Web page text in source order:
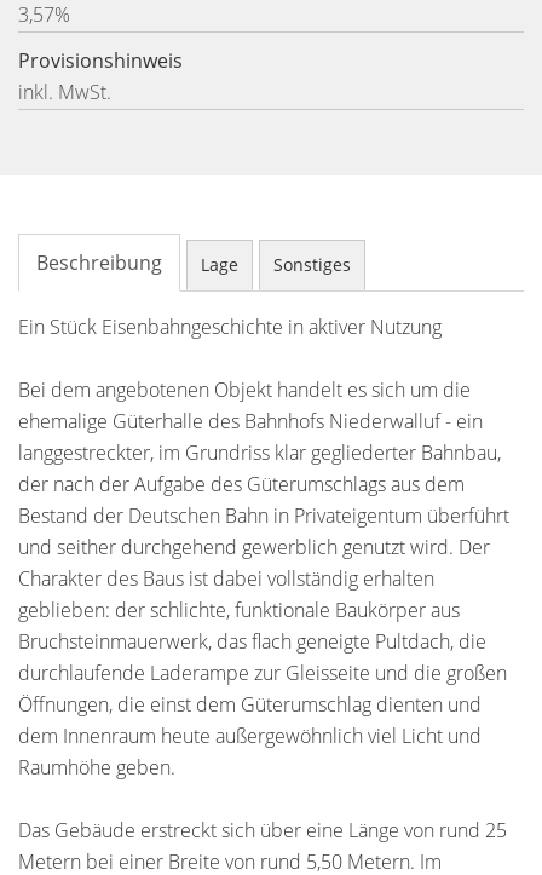
3,57%
Provisionshinweis
inkl. MwSt.
Beschreibung Lage Sonstiges
Ein Stück Eisenbahngeschichte in aktiver Nutzung
Bei dem angebotenen Objekt handelt es sich um die
ehemalige Güterhalle des Bahnhofs Niederwalluf - ein
langgestreckter, im Grundriss klar gegliederter Bahnbau,
der nach der Aufgabe des Güterumschlags aus dem
Bestand der Deutschen Bahn in Privateigentum überführt
und seither durchgehend gewerblich genutzt wird. Der
Charakter des Baus ist dabei vollständig erhalten
geblieben: der schlichte, funktionale Baukörper aus
Bruchsteinmauerwerk, das flach geneigte Pultdach, die
durchlaufende Laderampe zur Gleisseite und die großen
Öffnungen, die einst dem Güterumschlag dienten und
dem Innenraum heute außergewöhnlich viel Licht und
Raumhöhe geben.
Das Gebäude erstreckt sich über eine Länge von rund 25
Metern bei einer Breite von rund 5,50 Metern. Im